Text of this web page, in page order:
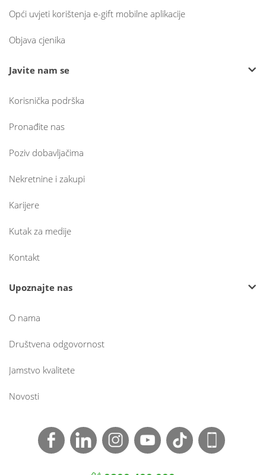
Opći uvjeti korištenja e-gift mobilne aplikacije
Objava cjenika
Javite nam se
Korisnička podrška
Pronađite nas
Poziv dobavljačima
Nekretnine i zakupi
Karijere
Kutak za medije
Kontakt
Upoznajte nas
O nama
Društvena odgovornost
Jamstvo kvalitete
Novosti